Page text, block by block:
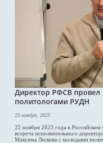
Директор РФСВ
политологами РУДН
23 ноября, 2023
22 ноября 2023 года в Российском
встреча исполнительного
Максима Лескова с молодыми